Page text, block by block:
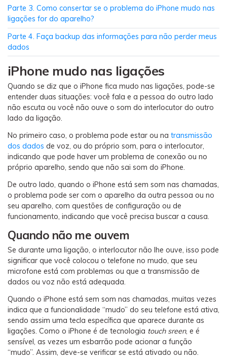
MobileTrans App
Transferir dados do telefone, dados do
WhatsApp e arquivos entre dispositivos.
WeLastseen
O WeLastseen mantém seu WhatsApp conectado
e informado.
Parte 3. Como consertar se o problema do iPhone mudo nas
ligações for do aparelho?
Parte 4. Faça backup das informações para não perder meus
dados
iPhone mudo nas ligações
Quando se diz que o iPhone fica mudo nas ligações, pode-se
entender duas situações: você fala e a pessoa do outro lado
não escuta ou você não ouve o som do interlocutor do outro
lado da ligação.
No primeiro caso, o problema pode estar ou na transmissão
dos dados de voz, ou do próprio som, para o interlocutor,
indicando que pode haver um problema de conexão ou no
próprio aparelho, sendo que não sai som do iPhone.
De outro lado, quando o iPhone está sem som nas chamadas,
o problema pode ser com o aparelho da outra pessoa ou no
seu aparelho, com questões de configuração ou de
funcionamento, indicando que você precisa buscar a causa.
Quando não me ouvem
Se durante uma ligação, o interlocutor não lhe ouve, isso pode
significar que você colocou o telefone no mudo, que seu
microfone está com problemas ou que a transmissão de
dados ou voz não está adequada.
Quando o iPhone está sem som nas chamadas, muitas vezes
indica que a funcionalidade “mudo” do seu telefone está ativa,
sendo assim uma tecla específica que aparece durante as
ligações. Como o iPhone é de tecnologia touch sreen, e é
sensível, as vezes um esbarrão pode acionar a função
“mudo”. Assim, deve-se verificar se está ativado ou não.